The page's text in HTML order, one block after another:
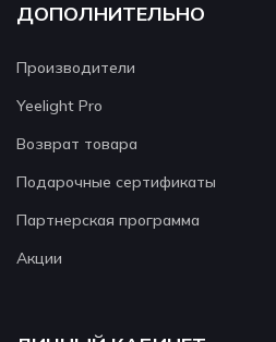
ДОПОЛНИТЕЛЬНО
Производители
Yeelight Pro
Возврат товара
Подарочные сертификаты
Партнерская программа
Акции